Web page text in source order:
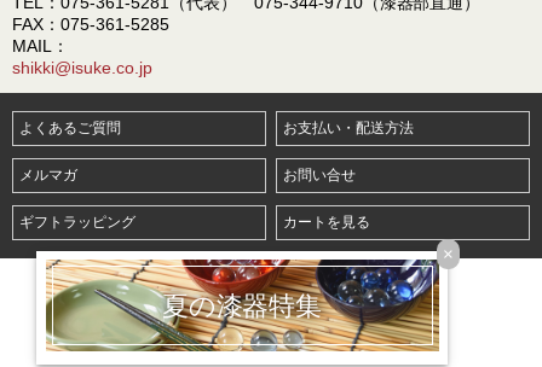
FAX：075-361-5285
MAIL：
shikki@isuke.co.jp
よくあるご質問 お支払い・配送方法
メルマガ お問い合せ
ギフトラッピング カートを見る
×
夏の漆器特集